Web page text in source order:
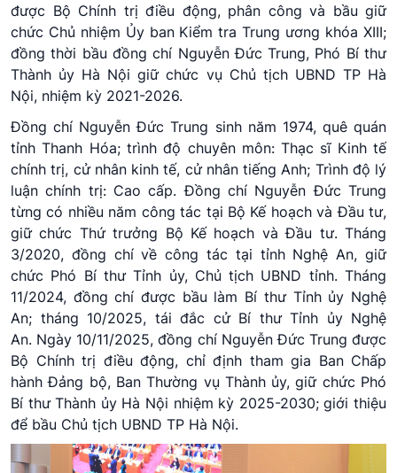
được Bộ Chính trị điều động, phân công và bầu giữ
chức Chủ nhiệm Ủy ban Kiểm tra Trung ương khóa XIII;
đồng thời bầu đồng chí Nguyễn Đức Trung, Phó Bí thư
Thành ủy Hà Nội giữ chức vụ Chủ tịch UBND TP Hà
Nội, nhiệm kỳ 2021-2026.
Đồng chí Nguyễn Đức Trung sinh năm 1974, quê quán
tỉnh Thanh Hóa; trình độ chuyên môn: Thạc sĩ Kinh tế
chính trị, cử nhân kinh tế, cử nhân tiếng Anh; Trình độ lý
luận chính trị: Cao cấp. Đồng chí Nguyễn Đức Trung
từng có nhiều năm công tác tại Bộ Kế hoạch và Đầu tư,
giữ chức Thứ trưởng Bộ Kế hoạch và Đầu tư. Tháng
3/2020, đồng chí về công tác tại tỉnh Nghệ An, giữ
chức Phó Bí thư Tỉnh ủy, Chủ tịch UBND tỉnh. Tháng
11/2024, đồng chí được bầu làm Bí thư Tỉnh ủy Nghệ
An; tháng 10/2025, tái đắc cử Bí thư Tỉnh ủy Nghệ
An. Ngày 10/11/2025, đồng chí Nguyễn Đức Trung được
Bộ Chính trị điều động, chỉ định tham gia Ban Chấp
hành Đảng bộ, Ban Thường vụ Thành ủy, giữ chức Phó
Bí thư Thành ủy Hà Nội nhiệm kỳ 2025-2030; giới thiệu
để bầu Chủ tịch UBND TP Hà Nội.